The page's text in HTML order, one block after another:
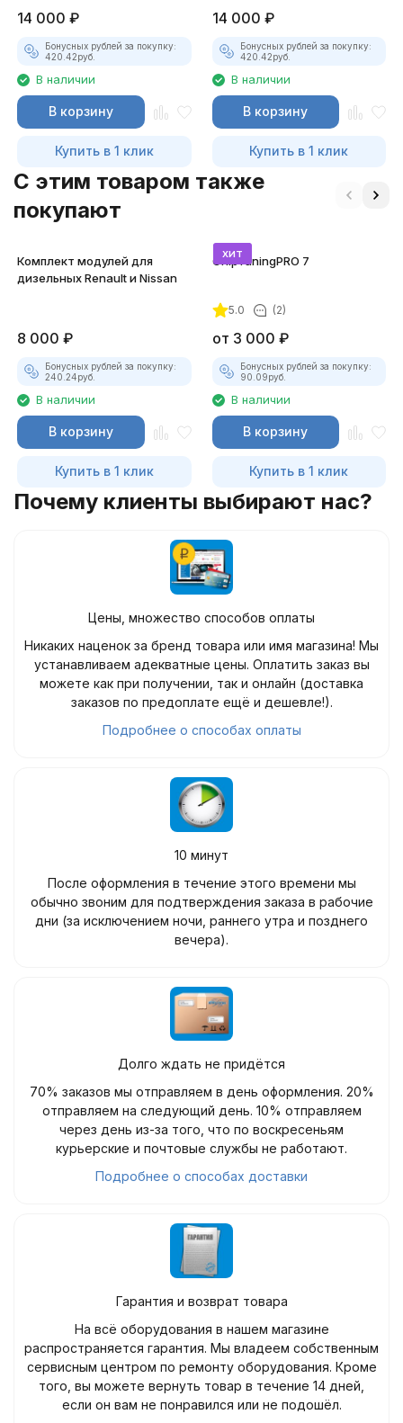
14 000 ₽
Бонусных рублей за покупку:
420.42руб.
В наличии
В корзину
Купить в 1 клик
14 000 ₽
Бонусных рублей за покупку:
420.42руб.
В наличии
В корзину
Купить в 1 клик
C этим товаром также
покупают
Комплект модулей для
дизельных Renault и Nissan
8 000 ₽
Бонусных рублей за покупку:
240.24руб.
В наличии
В корзину
Купить в 1 клик
хит
ChipTuningPRO 7
5.0 (2)
от 3 000 ₽
Бонусных рублей за покупку:
90.09руб.
В наличии
В корзину
Купить в 1 клик
Почему клиенты выбирают нас?
Цены, множество способов оплаты
Никаких наценок за бренд товара или имя магазина! Мы
устанавливаем адекватные цены. Оплатить заказ вы
можете как при получении, так и онлайн (доставка
заказов по предоплате ещё и дешевле!).
Подробнее о способах оплаты
10 минут
После оформления в течение этого времени мы
обычно звоним для подтверждения заказа в рабочие
дни (за исключением ночи, раннего утра и позднего
вечера).
Долго ждать не придётся
70% заказов мы отправляем в день оформления. 20%
отправляем на следующий день. 10% отправляем
через день из-за того, что по воскресеньям
курьерские и почтовые службы не работают.
Подробнее о способах доставки
Гарантия и возврат товара
На всё оборудования в нашем магазине
распространяется гарантия. Мы владеем собственным
сервисным центром по ремонту оборудования. Кроме
того, вы можете вернуть товар в течение 14 дней,
если он вам не понравился или не подошёл.